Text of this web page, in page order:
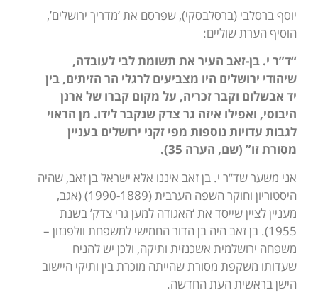
יוסף ברסלבי (ברסלבסקי), שפרסם את ‘מדריך ירושלים’,
הוסיף הערת שוליים:
“ד”ר י. בן-זאב העיר את תשומת לבי לעובדה,
שיהודי ירושלים היו מצביעים לרגלי הר הזיתים, בין
יד אבשלום וקבר זכריה, על מקום קברו של ארנן
היבוסי, ואפילו איזה גר צדק שנקבר לידו. מן הראוי
לגבות עדויות נוספות מפי זקני ירושלים בעניין
מסורת זו” (שם, הערה 35).
אני משער שד”ר י. בן זאב איננו אלא ישראל בן זאב, שהיה
היסטוריון וחוקר השפה הערבית (1990-1889) (אגב,
מעניין לציין שייסד את ‘האגודה למען גרי צדק’ בשנת
1955). בן זאב היה בן הדור החמישי למשפחת וולפנזון –
משפחה ירושלמית אשכנזית ותיקה, ולכן יש להניח
שעדותו משקפת מסורת שהייתה מוכרת בין ותיקי היישוב
הישן בראשית העת החדשה.